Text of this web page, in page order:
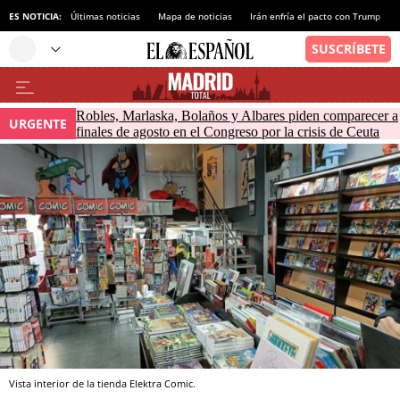
ES NOTICIA: Últimas noticias Mapa de noticias Irán enfría el pacto con Trump
URGENTE
Robles, Marlaska, Bolaños y Albares piden comparecer a
finales de agosto en el Congreso por la crisis de Ceuta
Vista interior de la tienda Elektra Comic.